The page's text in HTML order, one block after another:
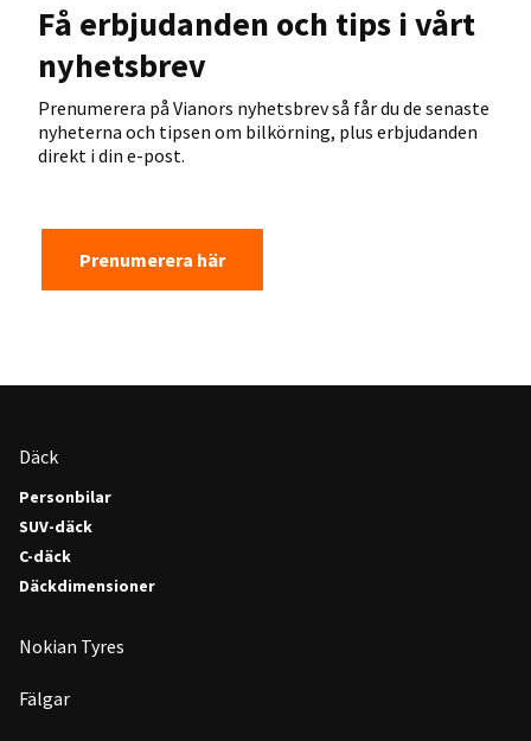
Få erbjudanden och tips i vårt
nyhetsbrev
Prenumerera på Vianors nyhetsbrev så får du de senaste
nyheterna och tipsen om bilkörning, plus erbjudanden
direkt i din e-post.
Prenumerera här
Däck
Personbilar
SUV-däck
C-däck
Däckdimensioner
Nokian Tyres
Fälgar